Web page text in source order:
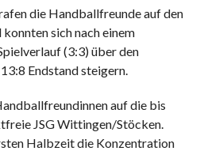
die Handballfreunde auf den
sich nach einem
(3:3) über den
Endstand steigern.
auf die bis
JSG Wittingen/Stöcken.
Halbzeit die Konzentration